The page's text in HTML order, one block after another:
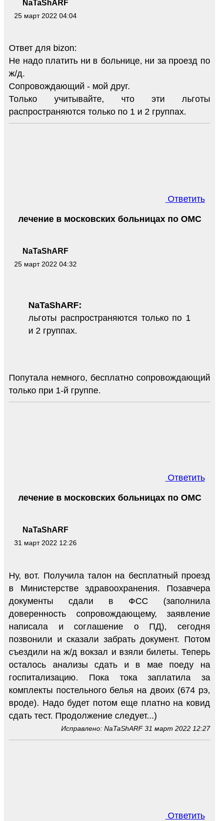
NaTaShARF
25 март 2022 04:04
Ответ для bizon:
Не надо платить ни в больнице, ни за проезд по
ж/д.
Сопровождающий - мой друг.
Только учитывайте, что эти льготы
распространяются только по 1 и 2 группах.
Ответить
NaTaShARF
25 март 2022 04:32
лечение в московских больницах по ОМС
NaTaShARF:
льготы распространяются только по 1
и 2 группах.
Попутала немного, бесплатно сопровождающий
только при 1-й группе.
Ответить
NaTaShARF
31 март 2022 12:26
лечение в московских больницах по ОМС
Ну, вот. Получила талон на бесплатный проезд
в Министерстве здравоохранения. Позавчера
документы сдали в ФСС (заполнила
доверенность сопровождающему, заявление
написала и соглашение о ПД), сегодня
позвонили и сказали забрать документ. Потом
съездили на ж/д вокзал и взяли билеты. Теперь
осталось анализы сдать и в мае поеду на
госпитализацию. Пока тока заплатила за
комплекты постельного белья на двоих (674 рэ,
вроде). Надо будет потом еще платно на ковид
сдать тест. Продолжение следует...)
Исправлено: NaTaShARF 31 март 2022 12:27
Ответить